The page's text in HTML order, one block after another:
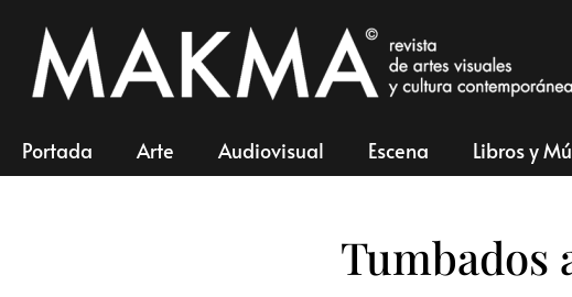
Portada Arte Audiovisual Escena Libros y
Tumbados